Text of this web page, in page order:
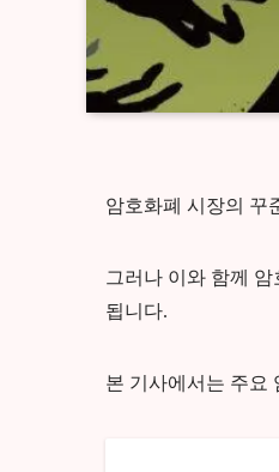
암호화폐 시장의 꾸
그러나 이와 함께
됩니다.
본 기사에서는 주요